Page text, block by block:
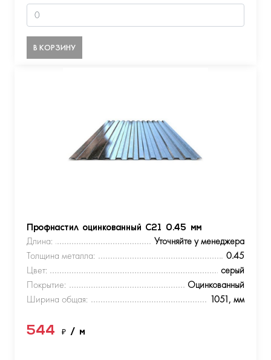
В КОРЗИНУ
Профнастил оцинкованный С21 0.45 мм
Длина:
Уточняйте у менеджера
Толщина металла:
0.45
Цвет:
серый
Покрытие:
Оцинкованный
Ширина общая:
1051, мм
544 ₽ / м